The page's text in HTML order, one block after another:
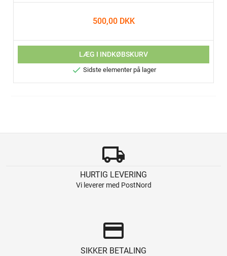
500,00 DKK
LÆG I INDKØBSKURV
 Sidste elementer på lager
local_shipping
HURTIG LEVERING
Vi leverer med PostNord
credit_card
SIKKER BETALING